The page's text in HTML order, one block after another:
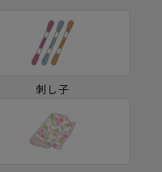
刺し子